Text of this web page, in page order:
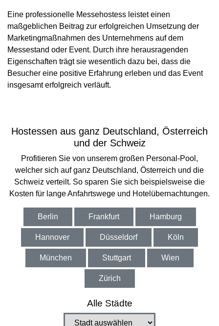
Eine professionelle Messehostess leistet einen
maßgeblichen Beitrag zur erfolgreichen Umsetzung der
Marketingmaßnahmen des Unternehmens auf dem
Messestand oder Event. Durch ihre herausragenden
Eigenschaften trägt sie wesentlich dazu bei, dass die
Besucher eine positive Erfahrung erleben und das Event
insgesamt erfolgreich verläuft.
Hostessen aus ganz Deutschland, Österreich
und der Schweiz
Profitieren Sie von unserem großen Personal-Pool,
welcher sich auf ganz Deutschland, Österreich und die
Schweiz verteilt. So sparen Sie sich beispielsweise die
Kosten für lange Anfahrtswege und Hotelübernachtungen.
Berlin Frankfurt Hamburg
Hannover Düsseldorf Köln
München Stuttgart Wien
Zürich
Alle Städte
Stadt auswählen